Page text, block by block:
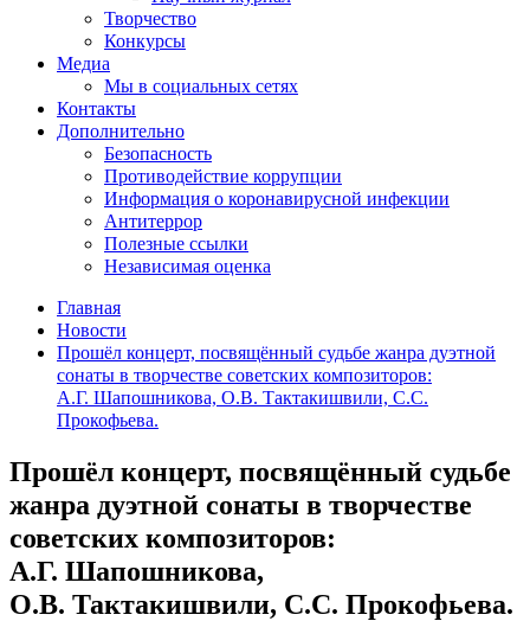
Творчество
Конкурсы
Медиа
Мы в социальных сетях
Контакты
Дополнительно
Безопасность
Противодействие коррупции
Информация о коронавирусной инфекции
Антитеррор
Полезные ссылки
Независимая оценка
Главная
Новости
Прошёл концерт, посвящённый судьбе жанра дуэтной
сонаты в творчестве советских композиторов:
А.Г. Шапошникова, О.В. Тактакишвили, С.С.
Прокофьева.
Прошёл концерт, посвящённый судьбе
жанра дуэтной сонаты в творчестве
советских композиторов:
А.Г. Шапошникова,
О.В. Тактакишвили, С.С. Прокофьева.